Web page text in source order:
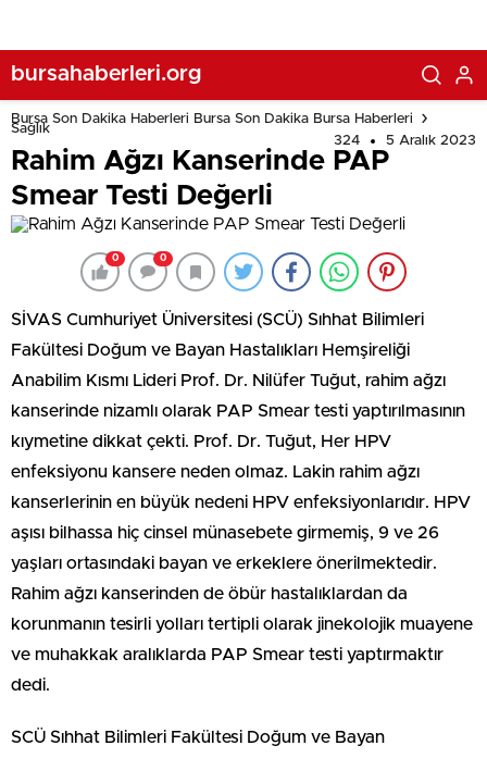
bursahaberleri.org
Bursa Son Dakika Haberleri Bursa Son Dakika Bursa Haberleri
Sağlık
324
5 Aralık 2023
Rahim Ağzı Kanserinde PAP
Smear Testi Değerli
0 0
SİVAS Cumhuriyet Üniversitesi (SCÜ) Sıhhat Bilimleri
Fakültesi Doğum ve Bayan Hastalıkları Hemşireliği
Anabilim Kısmı Lideri Prof. Dr. Nilüfer Tuğut, rahim ağzı
kanserinde nizamlı olarak PAP Smear testi yaptırılmasının
kıymetine dikkat çekti. Prof. Dr. Tuğut, Her HPV
enfeksiyonu kansere neden olmaz. Lakin rahim ağzı
kanserlerinin en büyük nedeni HPV enfeksiyonlarıdır. HPV
aşısı bilhassa hiç cinsel münasebete girmemiş, 9 ve 26
yaşları ortasındaki bayan ve erkeklere önerilmektedir.
Rahim ağzı kanserinden de öbür hastalıklardan da
korunmanın tesirli yolları tertipli olarak jinekolojik muayene
ve muhakkak aralıklarda PAP Smear testi yaptırmaktır
dedi.
SCÜ Sıhhat Bilimleri Fakültesi Doğum ve Bayan